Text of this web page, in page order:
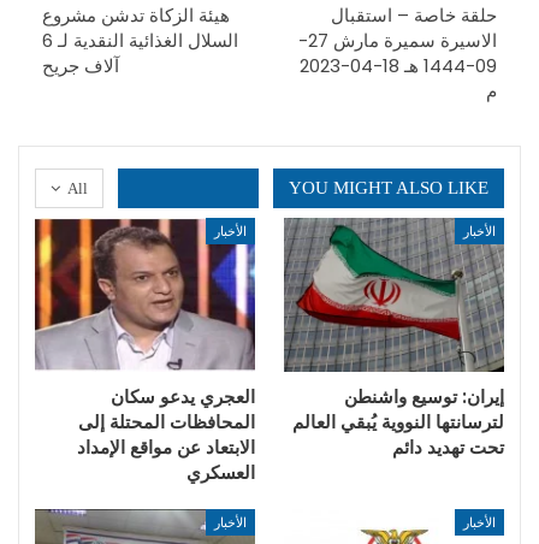
حلقة خاصة – استقبال
الاسيرة سميرة مارش 27-
09-1444 هـ 18-04-2023
م
هيئة الزكاة تدشن مشروع
السلال الغذائية النقدية لـ 6
آلاف جريح
All YOU MIGHT ALSO LIKE
الأخبار
إيران: توسيع واشنطن
لترسانتها النووية يُبقي العالم
تحت تهديد دائم
الأخبار
العجري يدعو سكان
المحافظات المحتلة إلى
الابتعاد عن مواقع الإمداد
العسكري
الأخبار الأخبار